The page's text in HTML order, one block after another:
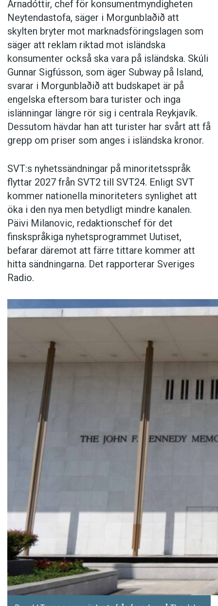
Árnadóttir, chef för konsumentmyndigheten
Neytendastofa, säger i Morgunblaðið att
skylten bryter mot marknadsföringslagen som
säger att reklam riktad mot isländska
konsumenter också ska vara på isländska. Skúli
Gunnar Sigfússon, som äger Subway på Island,
svarar i Morgunblaðið att budskapet är på
engelska eftersom bara turister och inga
islänningar längre rör sig i centrala Reykjavík.
Dessutom hävdar han att turister har svårt att få
grepp om priser som anges i isländska kronor.
SVT:s nyhetssändningar på minoritetsspråk
flyttar 2027 från SVT2 till SVT24. Enligt SVT
kommer nationella minoriteters synlighet att
öka i den nya men betydligt mindre kanalen.
Päivi Milanovic, redaktionschef för det
finskspråkiga nyhetsprogrammet Uutiset,
befarar däremot att färre tittare kommer att
hitta sändningarna. Det rapporterar Sveriges
Radio.